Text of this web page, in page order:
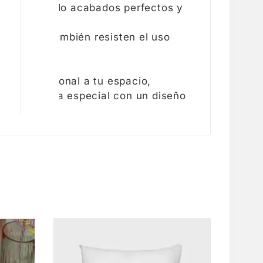
asegurando acabados perfectos y
que también resisten el uso
personal a tu espacio,
sea especial con un diseño